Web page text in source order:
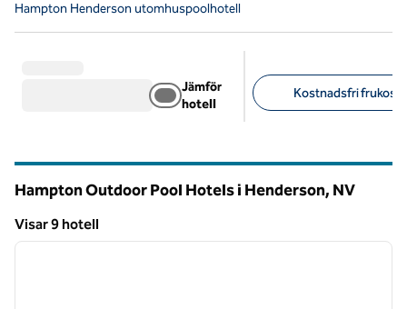
Hampton Henderson utomhuspoolhotell
Jämför
hotell
Kostnadsfri frukost
Hampton Outdoor Pool Hotels i Henderson, NV
Visar 9 hotell
Visar 9 hotell
1 av 12
nästa